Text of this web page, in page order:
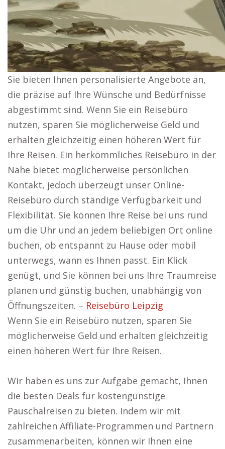
Sie bieten Ihnen personalisierte Angebote an,
die präzise auf Ihre Wünsche und Bedürfnisse
abgestimmt sind. Wenn Sie ein Reisebüro
nutzen, sparen Sie möglicherweise Geld und
erhalten gleichzeitig einen höheren Wert für
Ihre Reisen. Ein herkömmliches Reisebüro in der
Nähe bietet möglicherweise persönlichen
Kontakt, jedoch überzeugt unser Online-
Reisebüro durch ständige Verfügbarkeit und
Flexibilität. Sie können Ihre Reise bei uns rund
um die Uhr und an jedem beliebigen Ort online
buchen, ob entspannt zu Hause oder mobil
unterwegs, wann es Ihnen passt. Ein Klick
genügt, und Sie können bei uns Ihre Traumreise
planen und günstig buchen, unabhängig von
Öffnungszeiten. – Reisebüro Leipzig
Wenn Sie ein Reisebüro nutzen, sparen Sie
möglicherweise Geld und erhalten gleichzeitig
einen höheren Wert für Ihre Reisen.
Wir haben es uns zur Aufgabe gemacht, Ihnen
die besten Deals für kostengünstige
Pauschalreisen zu bieten. Indem wir mit
zahlreichen Affiliate-Programmen und Partnern
zusammenarbeiten, können wir Ihnen eine